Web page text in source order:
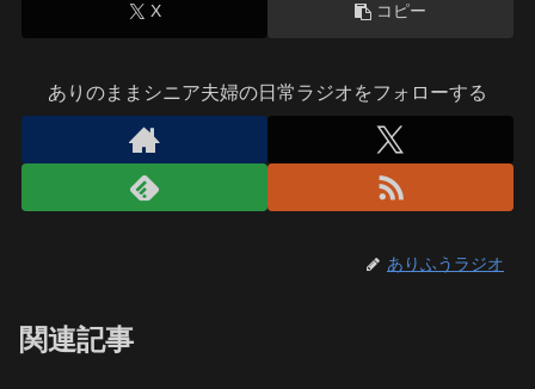
X コピー
ありのままシニア夫婦の日常ラジオをフォローする
ありふうラジオ
関連記事